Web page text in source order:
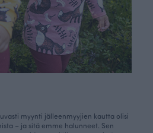
myynti jälleenmyyjien kautta olisi
– ja sitä emme halunneet. Sen